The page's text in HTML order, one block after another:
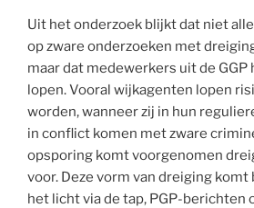
Uit het onderzoek blijkt dat niet
op zware onderzoeken met
maar dat medewerkers uit de
lopen. Vooral wijkagenten lopen
worden, wanneer zij in hun
in conflict komen met zware
opsporing komt voorgenomen
voor. Deze vorm van dreiging komt
het licht via de tap, PGP-berichten